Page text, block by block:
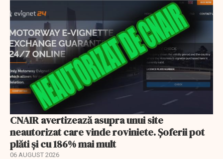
CNAIR avertizează asupra unui site
neautorizat care vinde roviniete. Șoferii pot
plăti și cu 186% mai mult
06 AUGUST 2026